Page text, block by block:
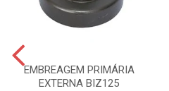
EMBREAGEM PRIMÁRIA
EXTERNA BIZ125